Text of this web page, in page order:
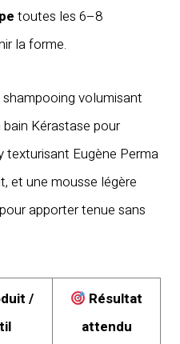
toutes les 6–8
la forme.
volumisant
bain Kérastase pour
texturisant Eugène Perma
et une mousse légère
apporter tenue sans
/
Résultat
attendu